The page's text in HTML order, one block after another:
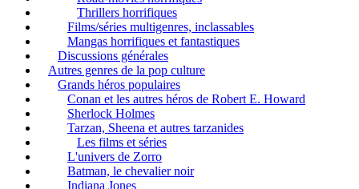
Thrillers horrifiques
Films/séries multigenres, inclassables
Mangas horrifiques et fantastiques
Discussions générales
Autres genres de la pop culture
Grands héros populaires
Conan et les autres héros de Robert E. Howard
Sherlock Holmes
Tarzan, Sheena et autres tarzanides
Les films et séries
L'univers de Zorro
Batman, le chevalier noir
Indiana Jones